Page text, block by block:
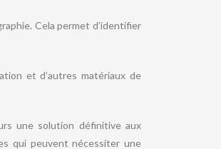
Cela permet d’identifier
et d’autres matériaux de
une solution définitive aux
qui peuvent nécessiter une